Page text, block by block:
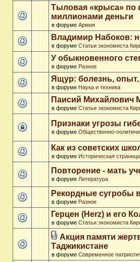
Тыловая «крыса»
миллионами деньги
в форуме Армия
Владимир Набоков:
в форуме Статьи экономиста
У обыкновенного
в форуме Разное
Ящур: болезнь, опыт,
в форуме Наука и техника
Паисий Михайлович
в форуме Статьи экономиста
Признаки угрозы
в форуме Общественно-
Как из советских
в форуме Историческая страница
Повторение - мать
в форуме Литература
Рекордные сугробы
в форуме Разное
Герцен (Herz) и его
в форуме Статьи экономиста
Акция памяти
Таджикистане
в форуме Современное